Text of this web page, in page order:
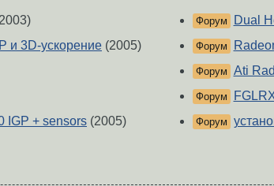
и 3D-ускорение (2005)
IGP + sensors (2005)
Форум Dual
Форум
Форум Ati
Форум
Форум